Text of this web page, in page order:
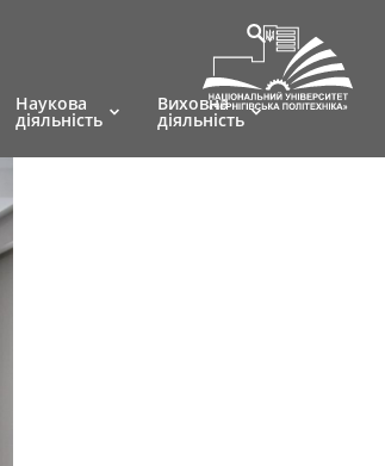
Наукова
діяльність
Виховна
діяльність